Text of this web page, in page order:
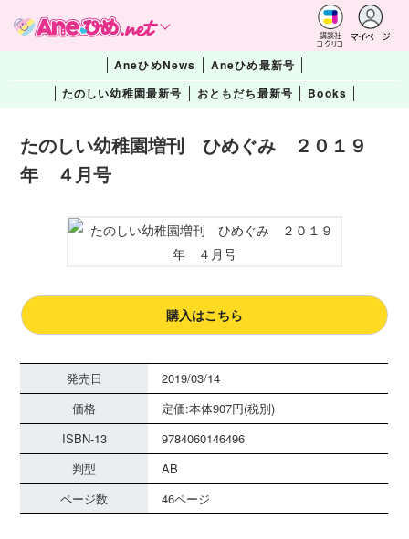
講談社
コクリコ
マイページ
AneひめNews
Aneひめ最新号
たのしい幼稚園最新号
おともだち最新号 Books
たのしい幼稚園増刊 ひめぐみ ２０１９
年 ４月号
購入はこちら
発売日
2019/03/14
価格
定価:本体907円(税別)
ISBN-13
9784060146496
判型
AB
ページ数
46ページ